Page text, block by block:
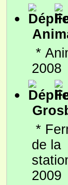
*
2008
*
de la
2009